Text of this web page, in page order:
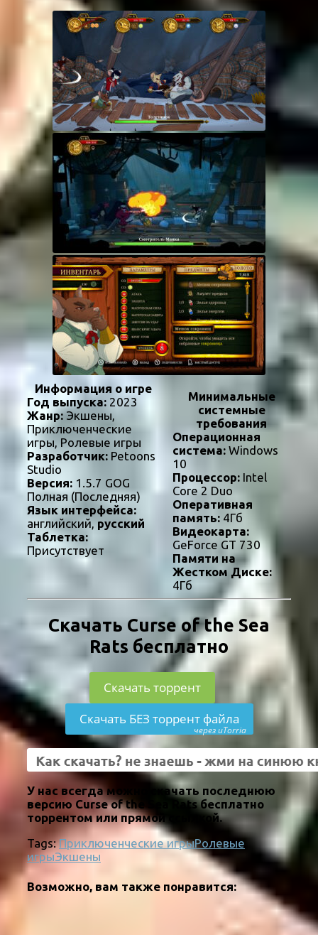
Информация о игре
Год выпуска: 2023
Жанр:Экшены,
Приключенческие
игры, Ролевые игры
Разработчик: Petoons
Studio
Версия: 1.5.7 GOG
Полная (Последняя)
Язык интерфейса:
английский, русский
Таблетка:
Присутствует
Минимальные
системные
требования
Операционная
система:Windows
10
Процессор:Intel
Core 2 Duo
Оперативная
память:4Гб
Видеокарта:
GeForce GT 730
Памяти на
Жестком Диске:
4Гб
Скачать Curse of the Sea
Rats бесплатно
Скачать торрент
Скачать БЕЗ торрент файла
через uTorria
У нас всегда можно скачать последнюю
версию Curse of the Sea Rats бесплатно
торрентом или прямой ссылкой.
Tags: Приключенческие игрыРолевые
игрыЭкшены
Возможно, вам также понравится: